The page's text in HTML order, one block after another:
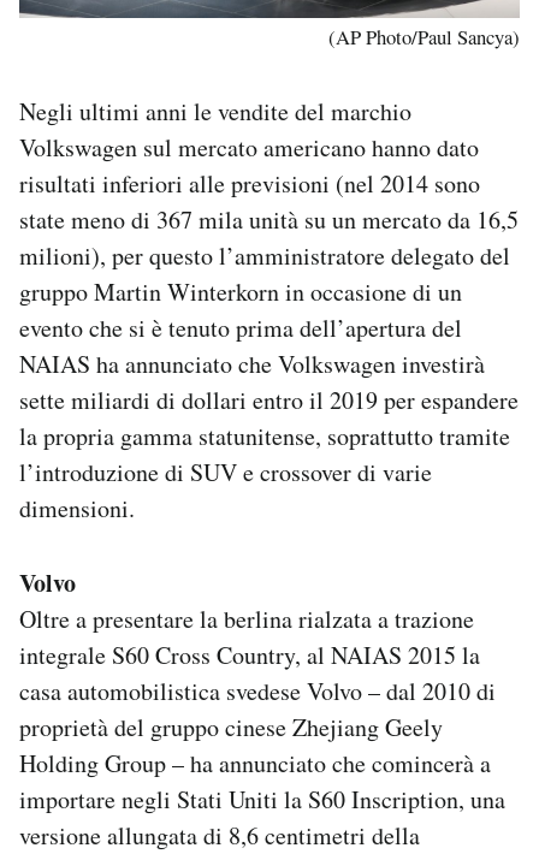
(AP Photo/Paul Sancya)
Negli ultimi anni le vendite del marchio
Volkswagen sul mercato americano hanno dato
risultati inferiori alle previsioni (nel 2014 sono
state meno di 367 mila unità su un mercato da 16,5
milioni), per questo l’amministratore delegato del
gruppo Martin Winterkorn in occasione di un
evento che si è tenuto prima dell’apertura del
NAIAS ha annunciato che Volkswagen investirà
sette miliardi di dollari entro il 2019 per espandere
la propria gamma statunitense, soprattutto tramite
l’introduzione di SUV e crossover di varie
dimensioni.
Volvo
Oltre a presentare la berlina rialzata a trazione
integrale S60 Cross Country, al NAIAS 2015 la
casa automobilistica svedese Volvo – dal 2010 di
proprietà del gruppo cinese Zhejiang Geely
Holding Group – ha annunciato che comincerà a
importare negli Stati Uniti la S60 Inscription, una
versione allungata di 8,6 centimetri della